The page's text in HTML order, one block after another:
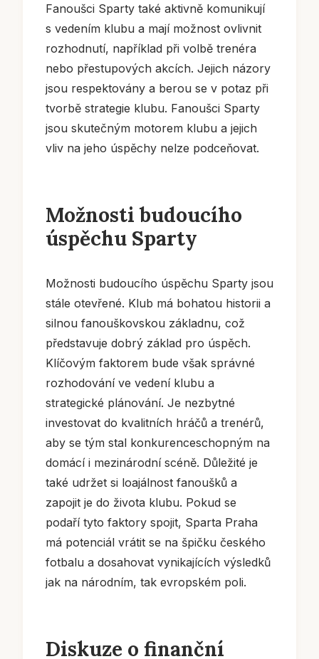
Fanoušci Sparty také aktivně komunikují
s vedením klubu a mají možnost ovlivnit
rozhodnutí, například při volbě trenéra
nebo přestupových akcích. Jejich názory
jsou respektovány a berou se v potaz při
tvorbě strategie klubu. Fanoušci Sparty
jsou skutečným motorem klubu a jejich
vliv na jeho úspěchy nelze podceňovat.
Možnosti budoucího
úspěchu Sparty
Možnosti budoucího úspěchu Sparty jsou
stále otevřené. Klub má bohatou historii a
silnou fanouškovskou základnu, což
představuje dobrý základ pro úspěch.
Klíčovým faktorem bude však správné
rozhodování ve vedení klubu a
strategické plánování. Je nezbytné
investovat do kvalitních hráčů a trenérů,
aby se tým stal konkurenceschopným na
domácí i mezinárodní scéně. Důležité je
také udržet si loajálnost fanoušků a
zapojit je do života klubu. Pokud se
podaří tyto faktory spojit, Sparta Praha
má potenciál vrátit se na špičku českého
fotbalu a dosahovat vynikajících výsledků
jak na národním, tak evropském poli.
Diskuze o finanční